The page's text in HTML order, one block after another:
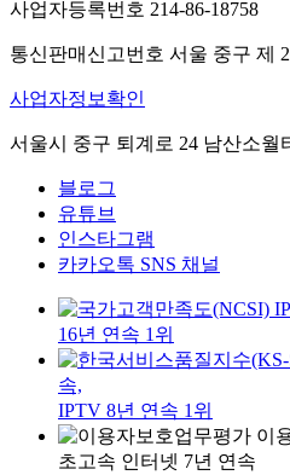
사업자등록번호 214-86-18758
통신판매신고번호 서울 중구 제
사업자정보확인
서울시 중구 퇴계로 24 남산소월
블로그
유튜브
인스타그램
카카오톡 SNS 채널
16년 연속 1위
속,
IPTV 8년 연속 1위
이
초고속 인터넷 7년 연속